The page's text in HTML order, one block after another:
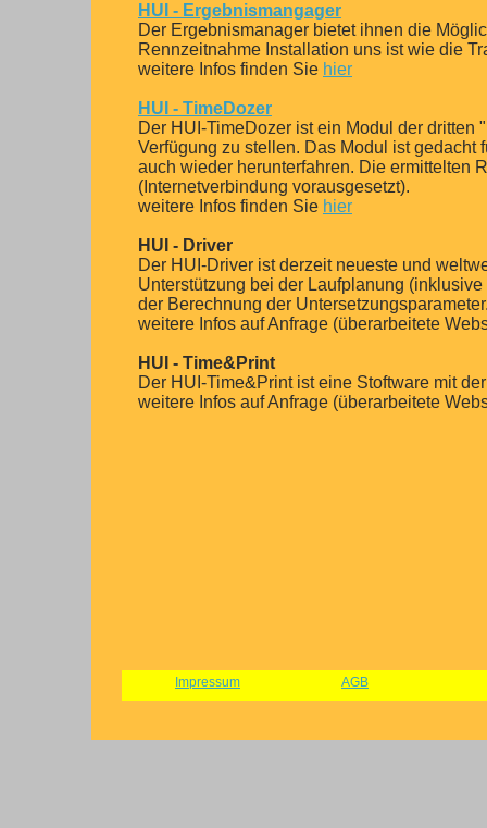
HUI - Ergebnismangager
Der Ergebnismanager bietet ihnen die
Rennzeitnahme Installation uns ist wie die
weitere Infos finden Sie hier
HUI - TimeDozer
Der HUI-TimeDozer ist ein Modul der
Verfügung zu stellen. Das Modul ist gedacht
auch wieder herunterfahren. Die ermittelten
(Internetverbindung vorausgesetzt).
weitere Infos finden Sie hier
HUI - Driver
Der HUI-Driver ist derzeit neueste und
Unterstützung bei der Laufplanung
der Berechnung der
weitere Infos auf Anfrage (überarbeitete
HUI - Time&Print
Der HUI-Time&Print ist eine Stoftware mit
weitere Infos auf Anfrage (überarbeitete
Impressum AGB